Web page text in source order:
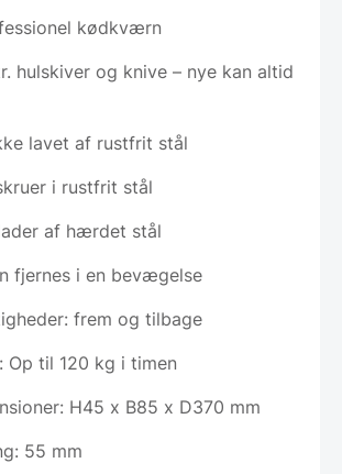
kødkværn
hulskiver og knive – nye kan altid
lavet af rustfrit stål
i rustfrit stål
af hærdet stål
fjernes i en bevægelse
frem og tilbage
Op til 120 kg i timen
H45 x B85 x D370 mm
55 mm